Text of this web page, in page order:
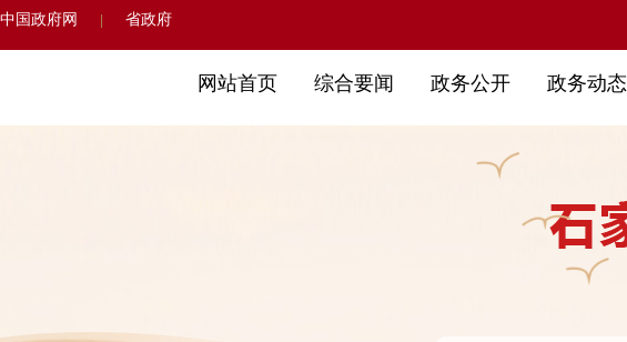
中国政府网 省政府
网站首页 综合要闻 政务公开 政务动态